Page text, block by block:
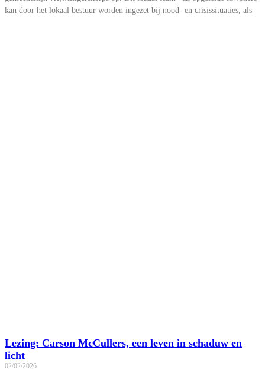
kan door het lokaal bestuur worden ingezet bij nood- en crisissituaties, als
Lezing: Carson McCullers, een leven in schaduw en
licht
02/02/2026